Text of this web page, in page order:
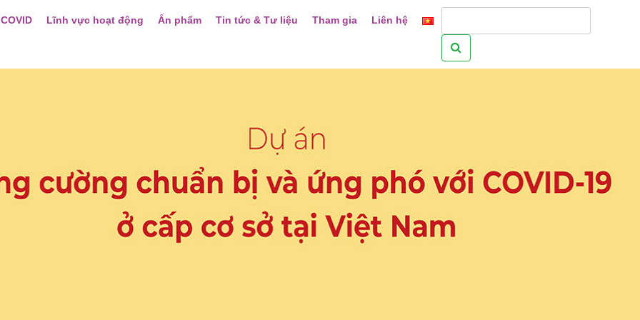
Lĩnh vực hoạt động Ấn phẩm Tin tức & Tư liệu Tham gia Liên hệ